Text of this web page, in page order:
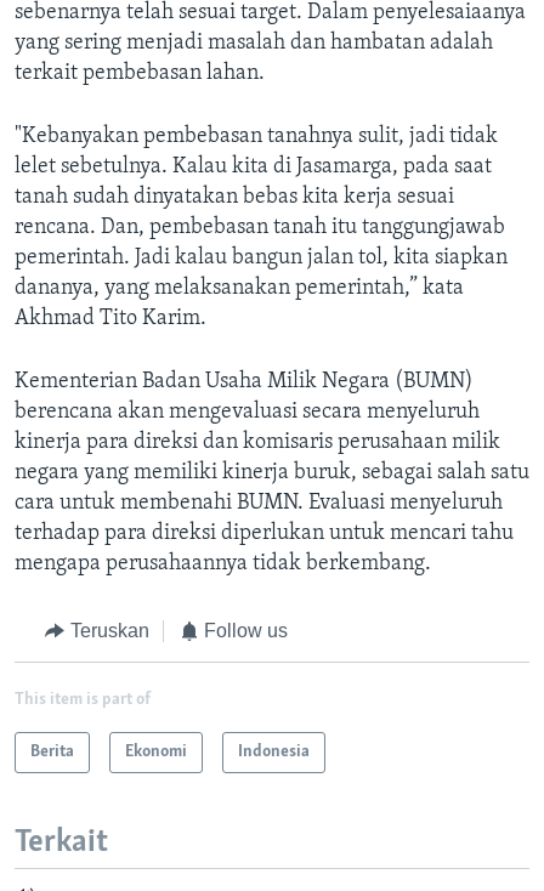
sebenarnya telah sesuai target. Dalam penyelesaiaanya
yang sering menjadi masalah dan hambatan adalah
terkait pembebasan lahan.
"Kebanyakan pembebasan tanahnya sulit, jadi tidak
lelet sebetulnya. Kalau kita di Jasamarga, pada saat
tanah sudah dinyatakan bebas kita kerja sesuai
rencana. Dan, pembebasan tanah itu tanggungjawab
pemerintah. Jadi kalau bangun jalan tol, kita siapkan
dananya, yang melaksanakan pemerintah,” kata
Akhmad Tito Karim.
Kementerian Badan Usaha Milik Negara (BUMN)
berencana akan mengevaluasi secara menyeluruh
kinerja para direksi dan komisaris perusahaan milik
negara yang memiliki kinerja buruk, sebagai salah satu
cara untuk membenahi BUMN. Evaluasi menyeluruh
terhadap para direksi diperlukan untuk mencari tahu
mengapa perusahaannya tidak berkembang.
Teruskan Follow us
This item is part of
Berita Ekonomi Indonesia
Terkait